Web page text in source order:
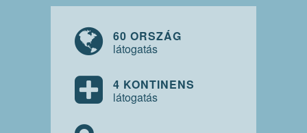
60 ORSZÁG
látogatás
4 KONTINENS
látogatás